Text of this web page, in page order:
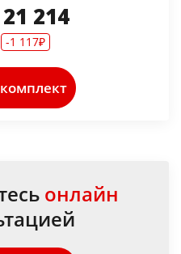
21 214
-1 117₽
онлайн